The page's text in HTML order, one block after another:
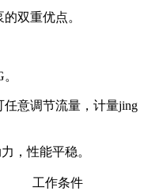
双重优点。
意调节流量，计量jing
，性能平稳。
工作条件